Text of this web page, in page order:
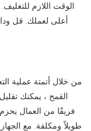
الوقت اللازم
أعلى لعملك. قل
من خلال أتمتة عملية
القمح ، يمكنك
فريقًا من العمال
طويلاً ومكلفة. مع